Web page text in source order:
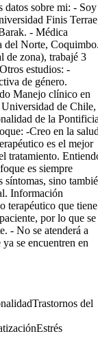
sobre mi: - Soy
Finis
- Médica
del Norte,
de zona), trabajé 3
estudios: -
de género.
Manejo clínico en
de Chile,
de la
-Creo en la
es el mejor
tratamiento.
es siempre
síntomas, sino
Información
terapéutico que tiene
por lo que se
- No se atenderá a
se encuentren en
Trastornos del
Estrés